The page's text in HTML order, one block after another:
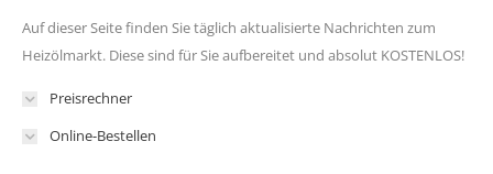
Auf dieser Seite finden Sie täglich aktualisierte Nachrichten zum
Heizölmarkt. Diese sind für Sie aufbereitet und absolut KOSTENLOS!
Preisrechner
Online-Bestellen